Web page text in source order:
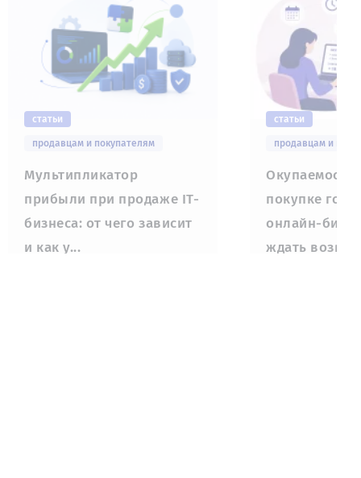
статьи
продавцам и покупателям
Мультипликатор
прибыли при продаже IT-
бизнеса: от чего зависит
и как у...
статьи
продавцам и
Окупаемость
покупке
онлайн-
ждать